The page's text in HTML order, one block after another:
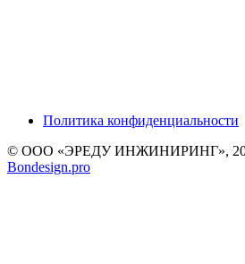
Политика конфиденциальности
© ООО «ЭРЕДУ ИНЖИНИРИНГ», 2021
Bondesign.pro